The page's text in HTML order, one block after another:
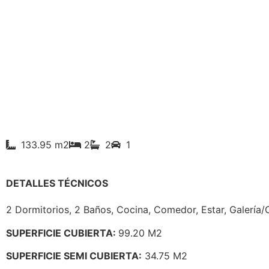
133.95 m2 2 2 1
DETALLES TÉCNICOS
2 Dormitorios, 2 Baños, Cocina, Comedor, Estar, Galería/
SUPERFICIE CUBIERTA: 99.20 M2
SUPERFICIE SEMI CUBIERTA: 34.75 M2